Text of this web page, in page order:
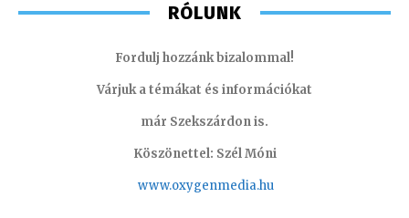
RÓLUNK
Fordulj hozzánk bizalommal!
Várjuk a témákat és információkat
már Szekszárdon is.
Köszönettel: Szél Móni
www.oxygenmedia.hu